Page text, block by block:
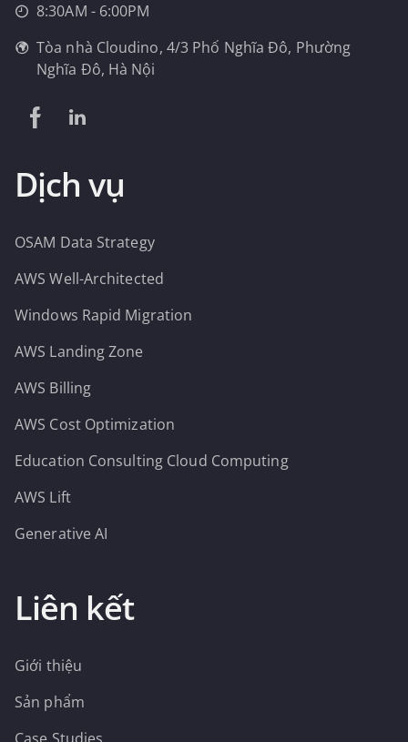
8:30AM - 6:00PM
Tòa nhà Cloudino, 4/3 Phố Nghĩa Đô, Phường
Nghĩa Đô, Hà Nội
Dịch vụ
OSAM Data Strategy
AWS Well-Architected
Windows Rapid Migration
AWS Landing Zone
AWS Billing
AWS Cost Optimization
Education Consulting Cloud Computing
AWS Lift
Generative AI
Liên kết
Giới thiệu
Sản phẩm